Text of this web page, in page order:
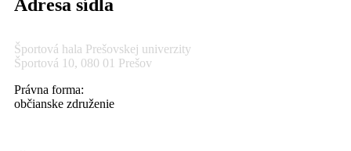
Adresa sídla
Športová hala Prešovskej univerzity
Športová 10, 080 01 Prešov
Právna forma:
občianske združenie